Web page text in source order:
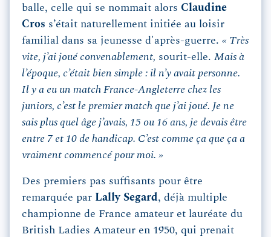
balle, celle qui se nommait alors Claudine
Cros s’était naturellement initiée au loisir
familial dans sa jeunesse d'après-guerre. « Très
vite, j’ai joué convenablement, sourit-elle. Mais à
l’époque, c’était bien simple : il n’y avait personne.
Il y a eu un match France-Angleterre chez les
juniors, c’est le premier match que j’ai joué. Je ne
sais plus quel âge j’avais, 15 ou 16 ans, je devais être
entre 7 et 10 de handicap. C’est comme ça que ça a
vraiment commencé pour moi. »
Des premiers pas suffisants pour être
remarquée par Lally Segard, déjà multiple
championne de France amateur et lauréate du
British Ladies Amateur en 1950, qui prenait